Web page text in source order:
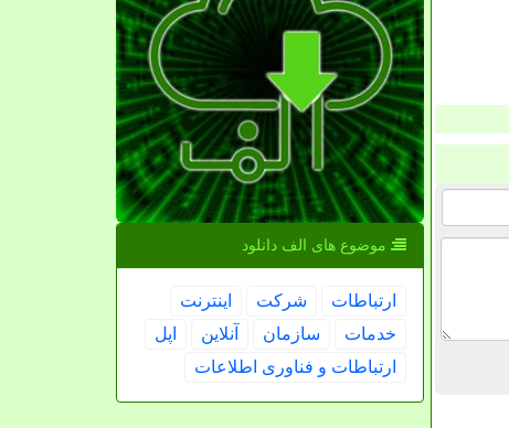
موضوع های الف دانلود
ارتباطات شركت
اینترنت
خدمات
سازمان آنلاین
اپل
ارتباطات و فناوری اطلاعات